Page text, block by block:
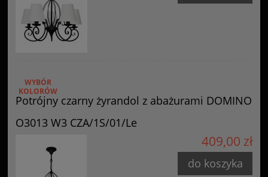
Potrójny czarny żyrandol z abażurami DOMINO
O3013 W3 CZA/1S/01/Le
WYBÓR
KOLORÓW
409,00 zł
do koszyka